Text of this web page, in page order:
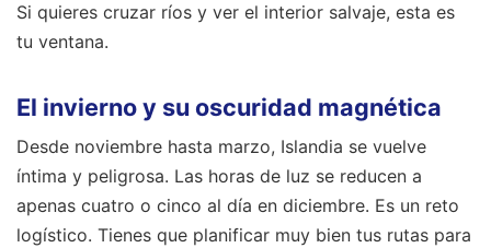
Si quieres cruzar ríos y ver el interior salvaje, esta es
tu ventana.
El invierno y su oscuridad magnética
Desde noviembre hasta marzo, Islandia se vuelve
íntima y peligrosa. Las horas de luz se reducen a
apenas cuatro o cinco al día en diciembre. Es un reto
logístico. Tienes que planificar muy bien tus rutas para